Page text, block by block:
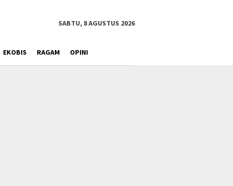
SABTU, 8 AGUSTUS 2026
EKOBIS RAGAM OPINI